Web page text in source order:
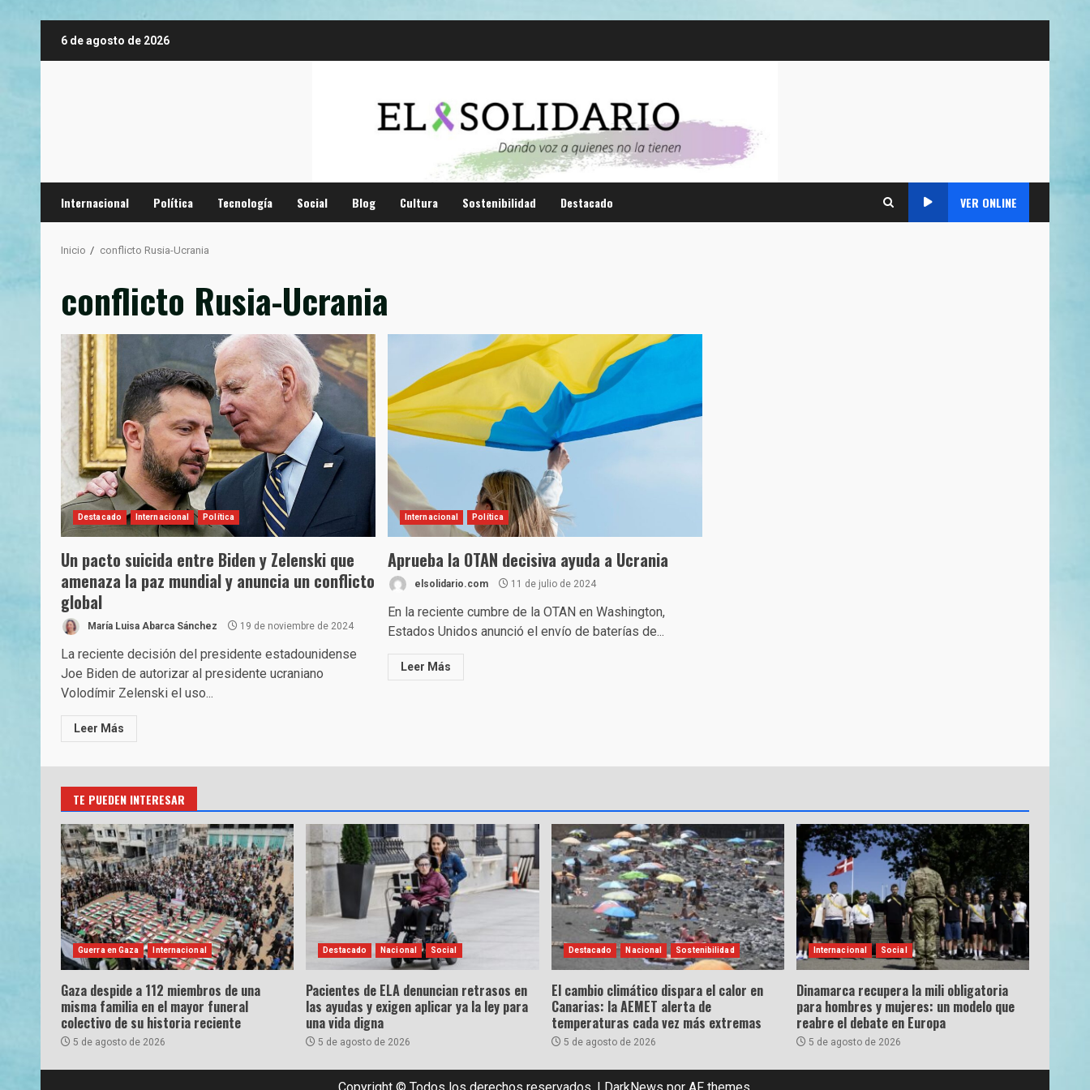
6 de agosto de 2026
Internacional Política Tecnología Social Blog Cultura Sostenibilidad Destacado VER ONLINE
Inicio conflicto Rusia-Ucrania
conflicto Rusia-Ucrania
Destacado Internacional Política
Un pacto suicida entre Biden y Zelenski que
amenaza la paz mundial y anuncia un conflicto
global
María Luisa Abarca Sánchez 19 de noviembre de 2024
La reciente decisión del presidente estadounidense
Joe Biden de autorizar al presidente ucraniano
Volodímir Zelenski el uso...
Leer Más
Internacional Política
Aprueba la OTAN decisiva ayuda a Ucrania
elsolidario.com 11 de julio de 2024
En la reciente cumbre de la OTAN en Washington,
Estados Unidos anunció el envío de baterías de...
Leer Más
TE PUEDEN INTERESAR
Guerra en Gaza Internacional
Gaza despide a 112 miembros de una
misma familia en el mayor funeral
colectivo de su historia reciente
5 de agosto de 2026
Destacado Nacional Social
Pacientes de ELA denuncian retrasos en
las ayudas y exigen aplicar ya la ley para
una vida digna
5 de agosto de 2026
Destacado Nacional Sostenibilidad
El cambio climático dispara el calor en
Canarias: la AEMET alerta de
temperaturas cada vez más extremas
5 de agosto de 2026
Internacional Social
Dinamarca recupera la mili obligatoria
para hombres y mujeres: un modelo que
reabre el debate en Europa
5 de agosto de 2026